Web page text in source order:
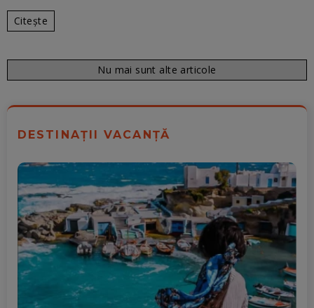
Citește
Nu mai sunt alte articole
DESTINAȚII VACANȚĂ